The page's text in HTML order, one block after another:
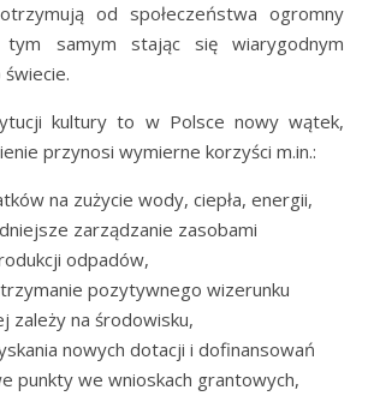
od społeczeństwa ogromny
tym samym stając się wiarygodnym
kultury to w Polsce nowy wątek,
przynosi wymierne korzyści m.in.:
na zużycie wody, ciepła, energii,
zarządzanie zasobami
odpadów,
pozytywnego wizerunku
zależy na środowisku,
nowych dotacji i dofinansowań
punkty we wnioskach grantowych,